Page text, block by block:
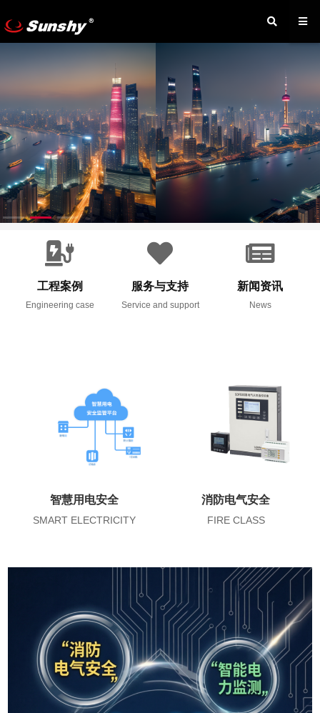
工程案例
Engineering case
服务与支持
Service and support
新闻资讯
News
智慧用电安全
SMART ELECTRICITY
消防电气安全
FIRE CLASS